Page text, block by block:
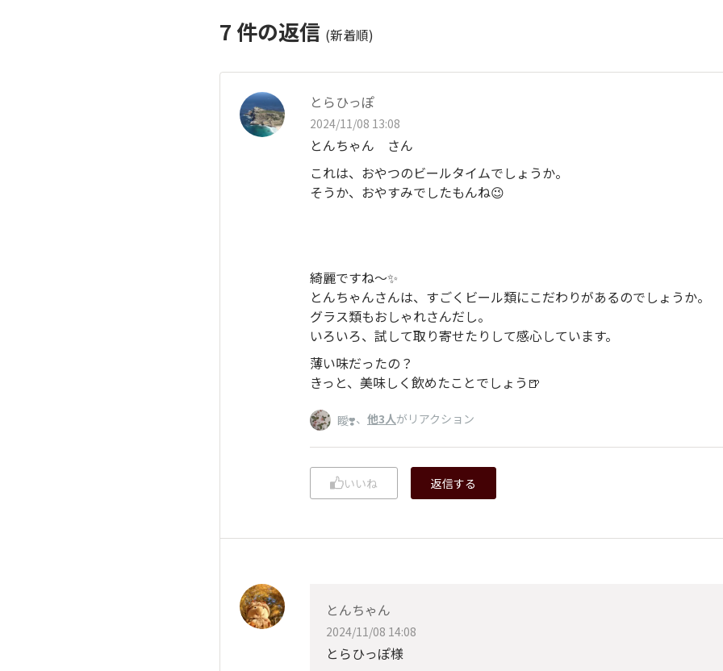
7 件の返信 (新着順)
とらひっぽ
2024/11/08 13:08
とんちゃん さん
これは、おやつのビールタイムでしょうか。
そうか、おやすみでしたもんね😉
綺麗ですね～✨
とんちゃんさんは、すごくビール類にこだわりがあるのでしょうか。
グラス類もおしゃれさんだし。
いろいろ、試して取り寄せたりして感心しています。
薄い味だったの？
きっと、美味しく飲めたことでしょう🍺
瞹❣️、 他3人がリアクション
いいね 返信する
とんちゃん
2024/11/08 14:08
とらひっぽ様